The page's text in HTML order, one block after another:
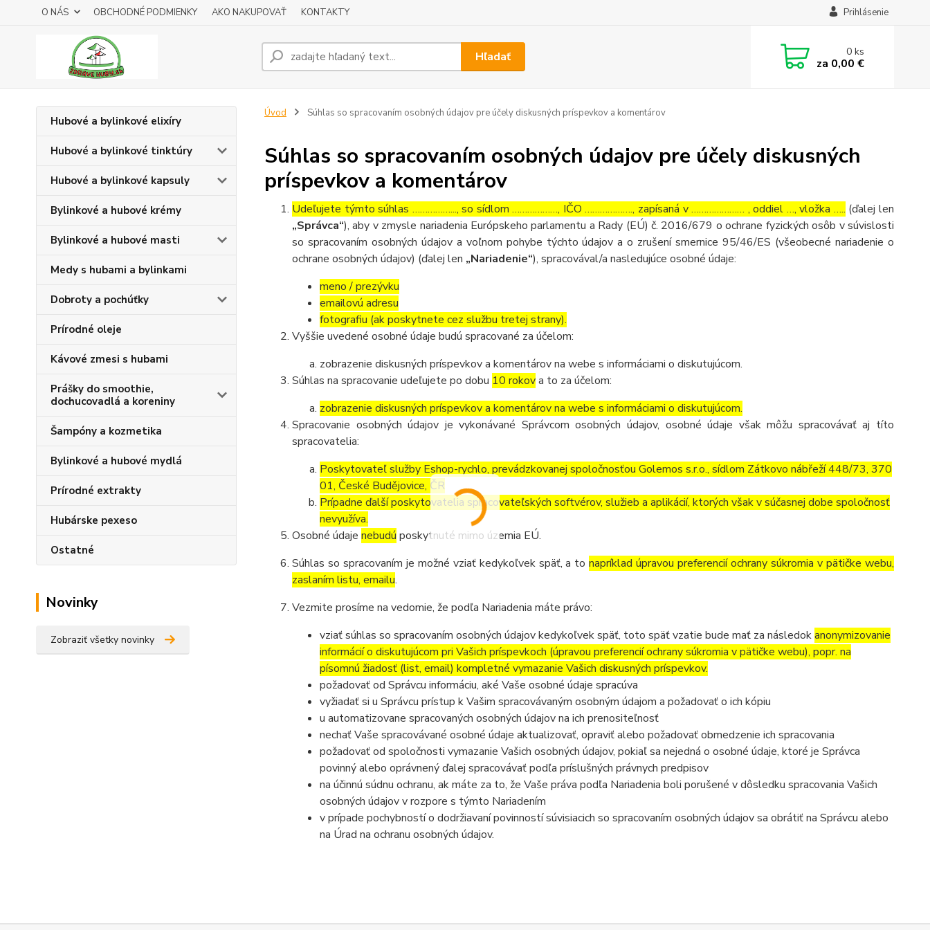
O NÁS OBCHODNÉ PODMIENKY AKO NAKUPOVAŤ KONTAKTY Prihlásenie
Hľadať 0ks
za 0,00 €
Hubové a bylinkové elixíry
Hubové a bylinkové tinktúry
Hubové a bylinkové kapsuly
Bylinkové a hubové krémy
Bylinkové a hubové masti
Medy s hubami a bylinkami
Dobroty a pochúťky
Prírodné oleje
Kávové zmesi s hubami
Prášky do smoothie,
dochucovadlá a koreniny
Šampóny a kozmetika
Bylinkové a hubové mydlá
Prírodné extrakty
Hubárske pexeso
Ostatné
Novinky
Zobraziť všetky novinky
Úvod Súhlas so spracovaním osobných údajov pre účely diskusných príspevkov a komentárov
Súhlas so spracovaním osobných údajov pre účely diskusných
príspevkov a komentárov
Udeľujete týmto súhlas ……………..., so sídlom ………………, IČO ………………., zapísaná v ………………… , oddiel …, vložka ….. (ďalej len
„Správca“), aby v zmysle nariadenia Európskeho parlamentu a Rady (EÚ) č. 2016/679 o ochrane fyzických osôb v súvislosti
so spracovaním osobných údajov a voľnom pohybe týchto údajov a o zrušení smernice 95/46/ES (všeobecné nariadenie o
ochrane osobných údajov) (ďalej len „Nariadenie“), spracovával/a nasledujúce osobné údaje:
meno / prezývku
emailovú adresu
fotografiu (ak poskytnete cez službu tretej strany).
Vyššie uvedené osobné údaje budú spracované za účelom:
zobrazenie diskusných príspevkov a komentárov na webe s informáciami o diskutujúcom.
Súhlas na spracovanie udeľujete po dobu 10 rokova to za účelom:
zobrazenie diskusných príspevkov a komentárov na webe s informáciami o diskutujúcom.
Spracovanie osobných údajov je vykonávané Správcom osobných údajov, osobné údaje však môžu spracovávať aj títo
spracovatelia:
Poskytovateľ služby Eshop-rychlo, prevádzkovanej spoločnosťou Golemos s.r.o., sídlom Zátkovo nábřeží 448/73, 370
01, České Budějovice, ČR
Prípadne ďalší poskytovatelia spracovateľských softvérov, služieb a aplikácií, ktorých však v súčasnej dobe spoločnosť
nevyužíva.
Osobné údaje nebudú poskytnuté mimo územia EÚ.
Súhlas so spracovaním je možné vziať kedykoľvek späť, a tonapríklad úpravou preferencií ochrany súkromia v pätičke webu,
zaslaním listu, emailu.
Vezmite prosíme na vedomie, že podľa Nariadenia máte právo:
vziať súhlas so spracovaním osobných údajov kedykoľvek späť, toto späť vzatie bude mať za následokanonymizovanie
informácií o diskutujúcom pri Vašich príspevkoch (úpravou preferencií ochrany súkromia v pätičke webu), popr. na
písomnú žiadosť (list, email) kompletné vymazanie Vašich diskusných príspevkov.
požadovať od Správcu informáciu, aké Vaše osobné údaje spracúva
vyžiadať si u Správcu prístup k Vašim spracovávaným osobným údajom a požadovať o ich kópiu
u automatizovane spracovaných osobných údajov na ich prenositeľnosť
nechať Vaše spracovávané osobné údaje aktualizovať, opraviť alebo požadovať obmedzenie ich spracovania
požadovať od spoločnosti vymazanie Vašich osobných údajov, pokiaľ sa nejedná o osobné údaje, ktoré je Správca
povinný alebo oprávnený ďalej spracovávať podľa príslušných právnych predpisov
na účinnú súdnu ochranu, ak máte za to, že Vaše práva podľa Nariadenia boli porušené v dôsledku spracovania Vašich
osobných údajov v rozpore s týmto Nariadením
v prípade pochybností o dodržiavaní povinností súvisiacich so spracovaním osobných údajov sa obrátiť na Správcu alebo
na Úrad na ochranu osobných údajov.